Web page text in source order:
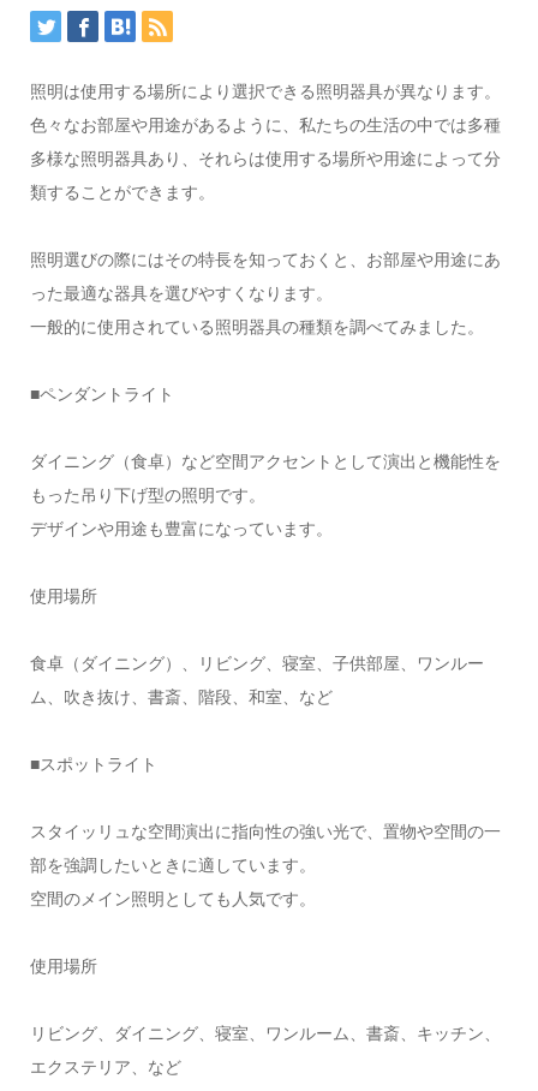
照明は使用する場所により選択できる照明器具が異なります。
色々なお部屋や用途があるように、私たちの生活の中では多種
多様な照明器具あり、それらは使用する場所や用途によって分
類することができます。
照明選びの際にはその特長を知っておくと、お部屋や用途にあ
った最適な器具を選びやすくなります。
一般的に使用されている照明器具の種類を調べてみました。
■ペンダントライト
ダイニング（食卓）など空間アクセントとして演出と機能性を
もった吊り下げ型の照明です。
デザインや用途も豊富になっています。
使用場所
食卓（ダイニング）、リビング、寝室、子供部屋、ワンルー
ム、吹き抜け、書斎、階段、和室、など
■スポットライト
スタイッリュな空間演出に指向性の強い光で、置物や空間の一
部を強調したいときに適しています。
空間のメイン照明としても人気です。
使用場所
リビング、ダイニング、寝室、ワンルーム、書斎、キッチン、
エクステリア、など